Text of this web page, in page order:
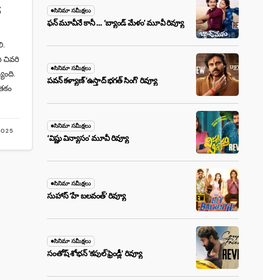
చివరి
సినిమా సమీక్షలు
ఫన్ మూవీనే కానీ … ‘బ్యాండ్‌ మేళం’ మూవీ రివ్యూ
సినిమా సమీక్షలు
పవన్ కళ్యాణ్ ‘ఉస్తాద్ భ‌గ‌త్ సింగ్’ రివ్యూ
సినిమా సమీక్షలు
‘విష్ణు విన్యాసం’ మూవీ రివ్యూ
సినిమా సమీక్షలు
సుహాస్ ‘హే బలవంత్’ రివ్యూ
సినిమా సమీక్షలు
సంతోష్ శోభన్ ‘కపుల్ ఫ్రెండ్లీ’ రివ్యూ